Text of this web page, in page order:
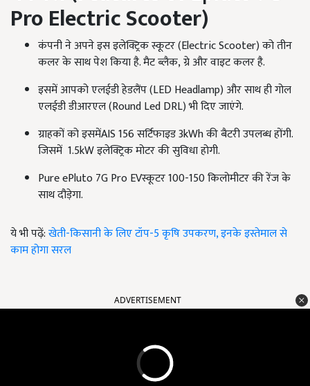
Pro Electric Scooter)
कंपनी ने अपने इस इलेक्ट्रिक स्कूटर (Electric Scooter)को तीन
कलर के साथ पेश किया है. मैट ब्लैक, ग्रे और वाइट कलर है.
इसमें आपको एलईडी हेडलैंप (LED Headlamp) और साथ ही गोल
एलईडी डीआरएल (Round Led DRL)भी दिए जाएंगे.
ग्राहकों को इसमेंAIS 156सर्टिफाइड3kWh की बैटरी उपलब्ध होंगी.
जिसमें 1.5kW इलेक्ट्रिक मोटर की सुविधा होगी.
Pure ePluto 7G Pro EVस्कूटर100-150किलोमीटर की रेंज के
साथ दौड़ेगा.
ये भी पढ़ें:खेती-किसानी के लिए टॉप-5 कृषि उपकरण, इनके इस्तेमाल से
काम होगा सरल
ADVERTISEMENT